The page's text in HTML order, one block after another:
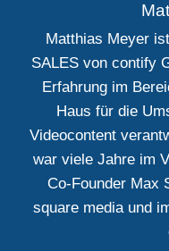
Matthias Meyer
SALES von contify
Erfahrung im
Haus für die
Videocontent
war viele Jahre im
Co-Founder Max
square media und